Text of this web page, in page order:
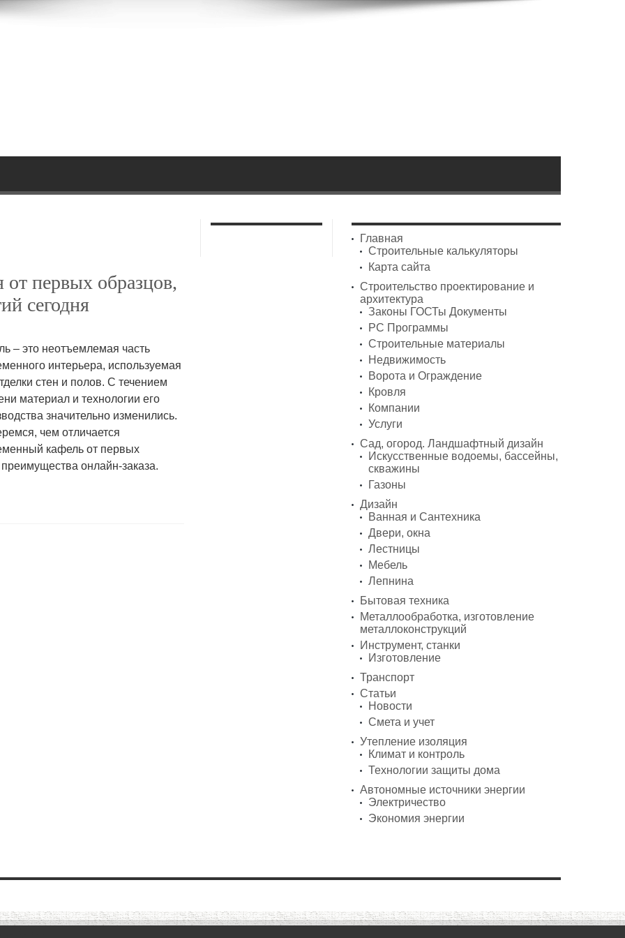
первых образцов,
сегодня
– это неотъемлемая часть
интерьера, используемая
стен и полов. С течением
материал и технологии его
значительно изменились.
чем отличается
кафель от первых
онлайн-заказа.
Главная
Строительные калькуляторы
Карта сайта
Строительство проектирование и
архитектура
Законы ГОСТы Документы
PC Программы
Строительные материалы
Недвижимость
Ворота и Ограждение
Кровля
Компании
Услуги
Сад, огород. Ландшафтный дизайн
Искусственные водоемы, бассейны,
скважины
Газоны
Дизайн
Ванная и Сантехника
Двери, окна
Лестницы
Мебель
Лепнина
Бытовая техника
Металлообработка, изготовление
металлоконструкций
Инструмент, станки
Изготовление
Транспорт
Статьи
Новости
Смета и учет
Утепление изоляция
Климат и контроль
Технологии защиты дома
Автономные источники энергии
Электричество
Экономия энергии